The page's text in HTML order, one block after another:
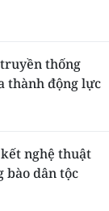
diễn ra tại các
thống
thành động lực
nghệ thuật
bào dân tộc